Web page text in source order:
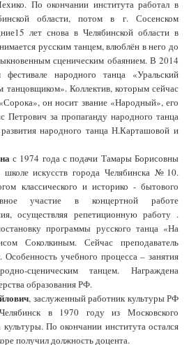
По окончании института работал в
области, потом в г. Сосенском
лет снова в Челябинской области в
русским танцем, влюблён в него до
сценическим обаянием. В 2014
народного танца «Уральский
Коллектив, которым сейчас
он носит звание «Народный», его
за пропаганду народного танца
народного танца Н.Карташовой и
с 1974 года с подачи Тамары Борисовны
школе искусств города Челябинска №10.
классического и историко - бытового
участие в концертной работе
осуществляя репетиционную работу .
программы русского танца «На
Соколкиным. Сейчас преподаватель
учебного процесса – занятия
сценическим танцем. Награждена
образования РФ.
, заслуженный работник культуры РФ
в 1970 году из Московского
культуры. По окончании института остался
получил должность доцента.